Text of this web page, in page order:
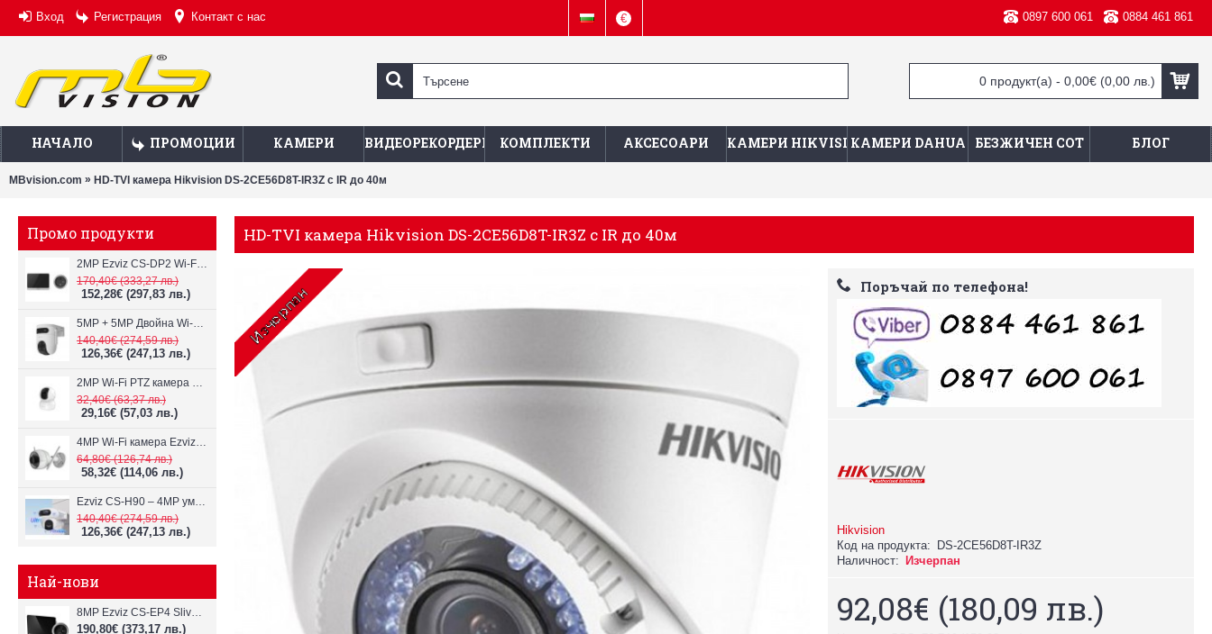
Вход Регистрация Контакт с нас € 0897 600 061 0884 461 861
0 продукт(а) - 0,00€(0,00 лв.)
НАЧАЛО ПРОМОЦИИ КАМЕРИ ВИДЕОРЕКОРДЕРИ КОМПЛЕКТИ АКСЕСОАРИ КАМЕРИ HIKVISIONКАМЕРИ DAHUA БЕЗЖИЧЕН СОТ БЛОГ
MBvision.com » HD-TVI камера Hikvision DS-2CE56D8T-IR3Z с IR до 40м
Промо продукти
2MP Ezviz CS-DP2 Wi-Fi видеодомофон
170,40€(333,27 лв.)
152,28€ (297,83 лв.)
5MP + 5MP Двойна Wi-Fi IP камера с два обектива Ezviz CS-H9c
140,40€(274,59 лв.)
126,36€ (247,13 лв.)
2MP Wi-Fi PTZ камерa с микрофон и говорител Ezviz CS-TY1
32,40€(63,37 лв.)
29,16€ (57,03 лв.)
4MP Wi-Fi камерa Ezviz CS-H3c с микрофон и говорител
64,80€(126,74 лв.)
58,32€ (114,06 лв.)
Ezviz CS-H90 – 4MP умна Wi-Fi камера, два обектива и цветен нощен
140,40€(274,59 лв.)
126,36€ (247,13 лв.)
Най-нови
8MP Ezviz CS-EP4 Sliver Wi-Fi видеодомофон
190,80€ (373,17 лв.)
HD-TVI камера Hikvision DS-2CE56D8T-IR3Z с IR до 40м
Поръчай по телефона!
Hikvision
Код на продукта:
DS-2CE56D8T-IR3Z
Наличност:
Изчерпан
92,08€ (180,09 лв.)